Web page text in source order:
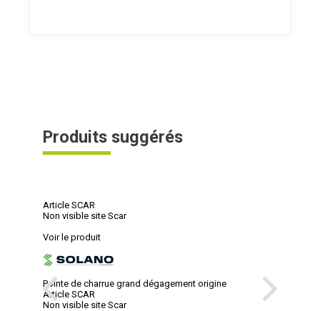
Produits suggérés
Article SCAR
Non visible site Scar
Voir le produit
Pointe de charrue grand dégagement origine
Article SCAR
Non visible site Scar